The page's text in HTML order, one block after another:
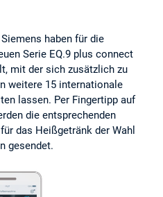
haben für die
Serie EQ.9 plus connect
mit der sich zusätzlich zu
weitere 15 internationale
lassen. Per Fingertipp auf
die entsprechenden
das Heißgetränk der Wahl
gesendet.